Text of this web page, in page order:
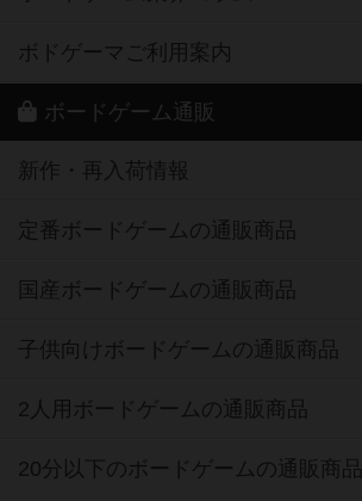
ボドゲーマご利用案内
ボードゲーム通販
新作・再入荷情報
定番ボードゲームの通販商品
国産ボードゲームの通販商品
子供向けボードゲームの通販商品
2人用ボードゲームの通販商品
20分以下のボードゲームの通販商品